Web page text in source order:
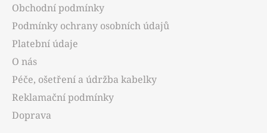
Obchodní podmínky
Podmínky ochrany osobních údajů
Platební údaje
O nás
Péče, ošetření a údržba kabelky
Reklamační podmínky
Doprava